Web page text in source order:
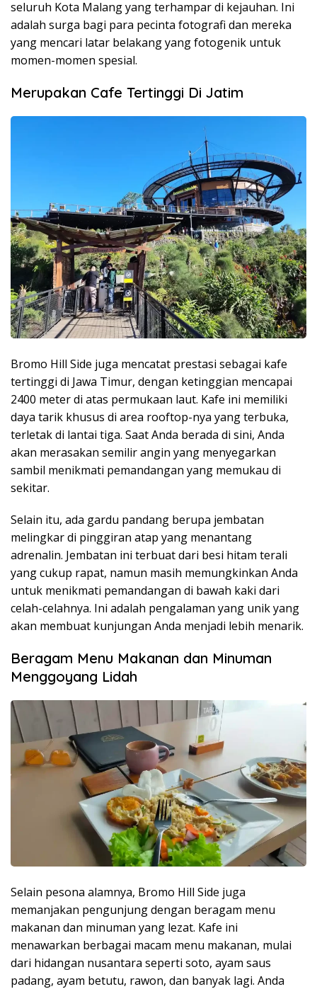
seluruh Kota Malang yang terhampar di kejauhan. Ini
adalah surga bagi para pecinta fotografi dan mereka
yang mencari latar belakang yang fotogenik untuk
momen-momen spesial.
Merupakan Cafe Tertinggi Di Jatim
Bromo Hill Side juga mencatat prestasi sebagai kafe
tertinggi di Jawa Timur, dengan ketinggian mencapai
2400 meter di atas permukaan laut. Kafe ini memiliki
daya tarik khusus di area rooftop-nya yang terbuka,
terletak di lantai tiga. Saat Anda berada di sini, Anda
akan merasakan semilir angin yang menyegarkan
sambil menikmati pemandangan yang memukau di
sekitar.
Selain itu, ada gardu pandang berupa jembatan
melingkar di pinggiran atap yang menantang
adrenalin. Jembatan ini terbuat dari besi hitam terali
yang cukup rapat, namun masih memungkinkan Anda
untuk menikmati pemandangan di bawah kaki dari
celah-celahnya. Ini adalah pengalaman yang unik yang
akan membuat kunjungan Anda menjadi lebih menarik.
Beragam Menu Makanan dan Minuman
Menggoyang Lidah
Selain pesona alamnya, Bromo Hill Side juga
memanjakan pengunjung dengan beragam menu
makanan dan minuman yang lezat. Kafe ini
menawarkan berbagai macam menu makanan, mulai
dari hidangan nusantara seperti soto, ayam saus
padang, ayam betutu, rawon, dan banyak lagi. Anda